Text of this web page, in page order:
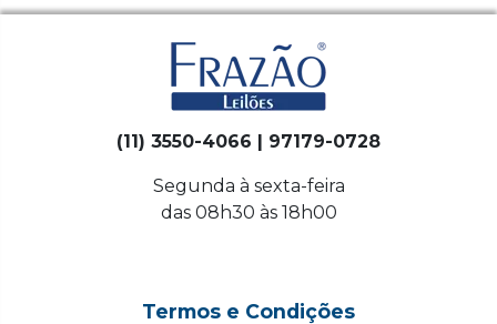
(11) 3550-4066 | 97179-0728
Segunda à sexta-feira
das 08h30 às 18h00
Termos e Condições